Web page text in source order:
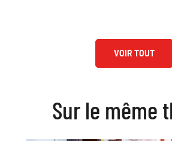
VOIR TOUT
Sur le même